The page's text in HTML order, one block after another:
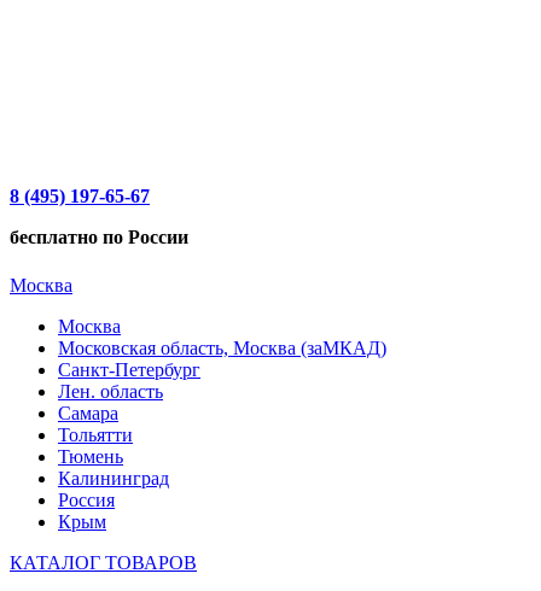
8 (495) 197-65-67
бесплатно по России
Москва
Москва
Московская область, Москва (заМКАД)
Санкт-Петербург
Лен. область
Самара
Тольятти
Тюмень
Калининград
Россия
Крым
КАТАЛОГ ТОВАРОВ